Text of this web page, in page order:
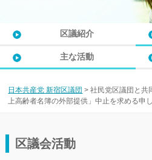
区議紹介
主な活動
日本共産党 新宿区議団 >社民党区議団と共
上高齢者名簿の外部提供」中止を求める申
区議会活動